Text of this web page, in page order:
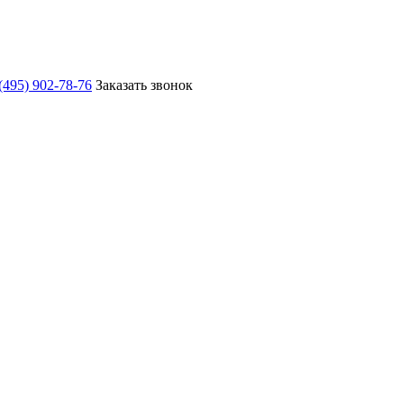
902-78-76 Заказать звонок